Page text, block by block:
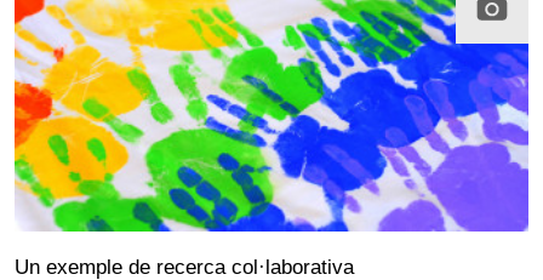
Un exemple de recerca col·laborativa